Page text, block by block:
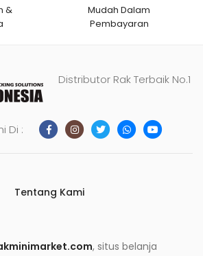
&
Mudah Dalam
Pembayaran
Distributor Rak Terbaik No.1
Di :
Tentang Kami
, situs belanja